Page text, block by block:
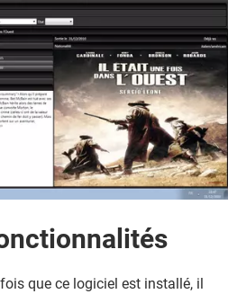
que ce logiciel est installé, il